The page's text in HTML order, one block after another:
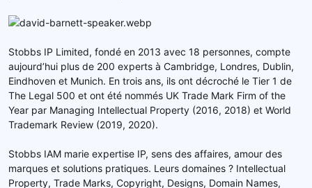
Stobbs IP Limited, fondé en 2013 avec 18 personnes, compte
aujourd’hui plus de 200 experts à Cambridge, Londres, Dublin,
Eindhoven et Munich. En trois ans, ils ont décroché le Tier 1 de
The Legal 500 et ont été nommés UK Trade Mark Firm of the
Year par Managing Intellectual Property (2016, 2018) et World
Trademark Review (2019, 2020).
Stobbs IAM marie expertise IP, sens des affaires, amour des
marques et solutions pratiques. Leurs domaines ? Intellectual
Property, Trade Marks, Copyright, Designs, Domain Names,